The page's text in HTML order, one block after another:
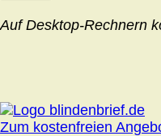
Auf Desktop-Rechnern
Zum kostenfreien